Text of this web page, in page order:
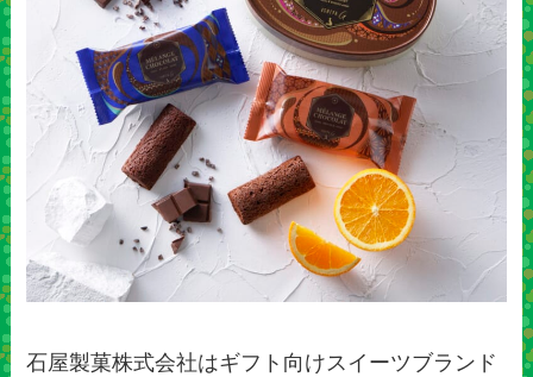
石屋製菓株式会社はギフト向けスイーツブランド